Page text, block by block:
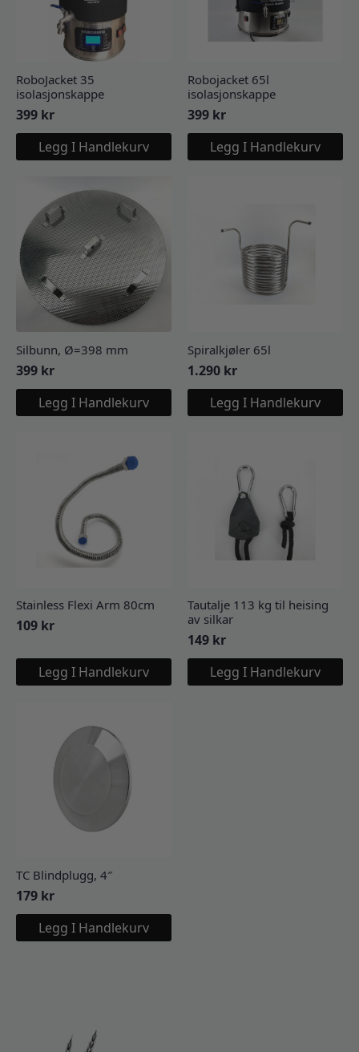
RoboJacket 35
isolasjonskappe
399 kr
Legg I Handlekurv
Robojacket 65l
isolasjonskappe
399 kr
Legg I Handlekurv
Silbunn, Ø=398 mm
399 kr
Legg I Handlekurv
Spiralkjøler 65l
1.290 kr
Legg I Handlekurv
Stainless Flexi Arm 80cm
109 kr
Legg I Handlekurv
Tautalje 113 kg til heising
av silkar
149 kr
Legg I Handlekurv
TC Blindplugg, 4″
179 kr
Legg I Handlekurv